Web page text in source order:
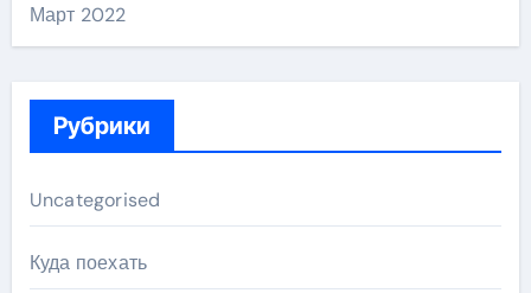
Март 2022
Рубрики
Uncategorised
Куда поехать